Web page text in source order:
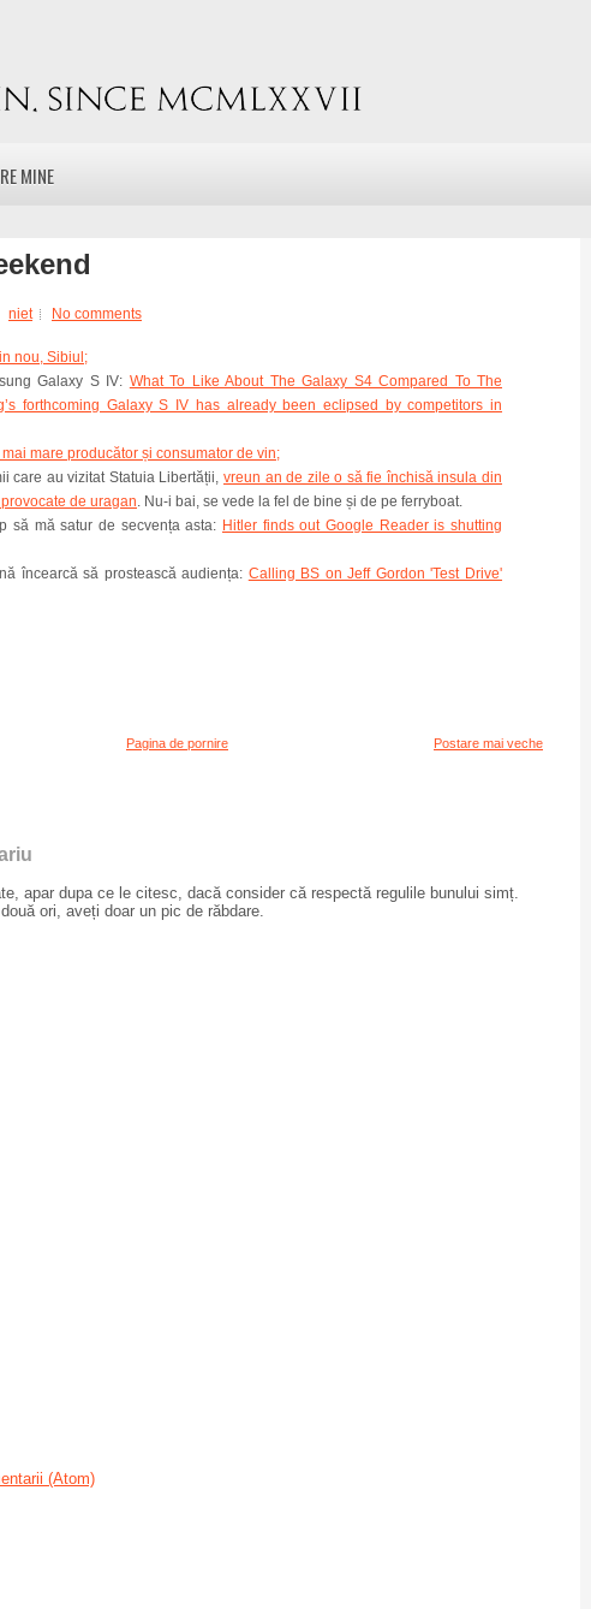
MINE
niet No comments
nou, Sibiul;
Galaxy S IV: What To Like About The Galaxy S4 Compared To The
forthcoming Galaxy S IV has already been eclipsed by competitors in
mare producător și consumator de vin;
care au vizitat Statuia Libertății, vreun an de zile o să fie închisă insula din
de uragan. Nu-i bai, se vede la fel de bine și de pe ferryboat.
să mă satur de secvența asta: Hitler finds out Google Reader is shutting
încearcă să prostească audiența: Calling BS on Jeff Gordon 'Test Drive'
Postare mai veche
Pagina de pornire
apar dupa ce le citesc, dacă consider că respectă regulile bunului simț.
ori, aveți doar un pic de răbdare.
(Atom)